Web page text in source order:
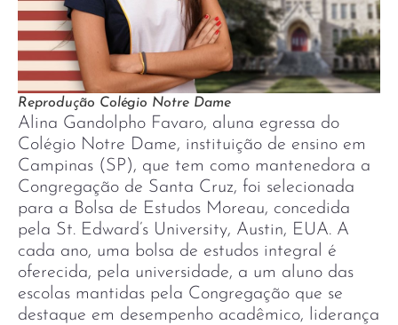
Reprodução Colégio Notre Dame
Alina Gandolpho Favaro, aluna egressa do
Colégio Notre Dame, instituição de ensino em
Campinas (SP), que tem como mantenedora a
Congregação de Santa Cruz, foi selecionada
para a Bolsa de Estudos Moreau, concedida
pela St. Edward’s University, Austin, EUA. A
cada ano, uma bolsa de estudos integral é
oferecida, pela universidade, a um aluno das
escolas mantidas pela Congregação que se
destaque em desempenho acadêmico, liderança